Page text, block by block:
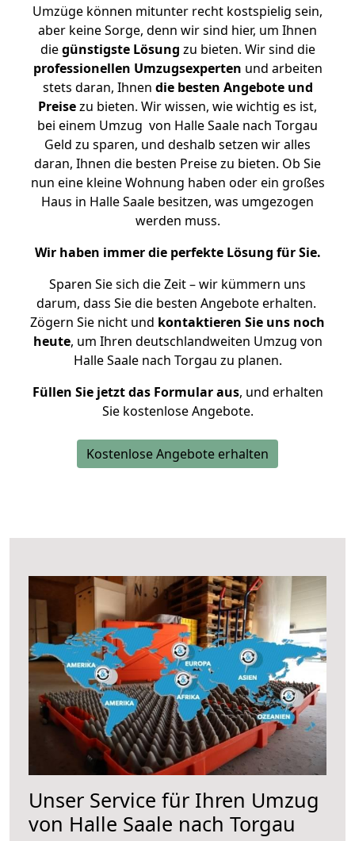
Umzüge können mitunter recht kostspielig sein,
aber keine Sorge, denn wir sind hier, um Ihnen
diegünstigste Lösung zu bieten. Wir sind die
professionellen Umzugsexperten und arbeiten
stets daran, Ihnen die besten Angebote und
Preisezu bieten. Wir wissen, wie wichtig es ist,
bei einem Umzug von Halle Saale nach Torgau
Geld zu sparen, und deshalb setzen wir alles
daran, Ihnen die besten Preise zu bieten. Ob Sie
nun eine kleine Wohnung haben oder ein großes
Haus in Halle Saale besitzen, was umgezogen
werden muss.
Wir haben immer die perfekte Lösung für Sie.
Sparen Sie sich die Zeit – wir kümmern uns
darum, dass Sie die besten Angebote erhalten.
Zögern Sie nicht und kontaktieren Sie uns noch
heute, um Ihren deutschlandweiten Umzug von
Halle Saale nach Torgau zu planen.
Füllen Sie jetzt das Formular aus, und erhalten
Sie kostenlose Angebote.
Kostenlose Angebote erhalten
Unser Service für Ihren Umzug
von Halle Saale nach Torgau